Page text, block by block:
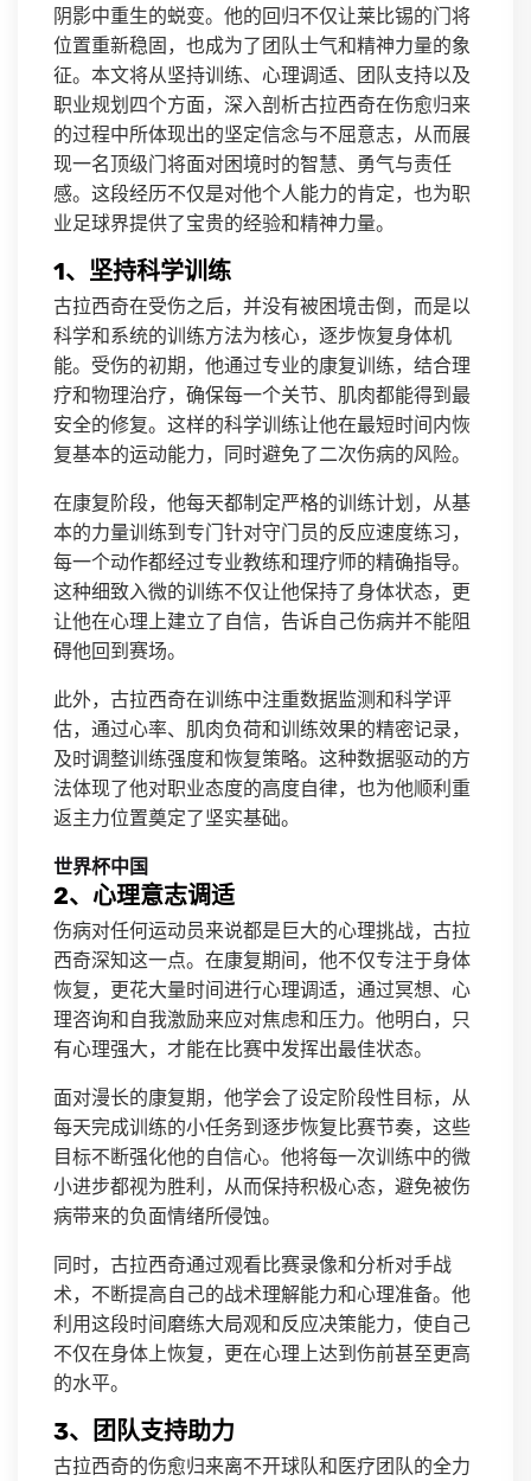
阴影中重生的蜕变。他的回归不仅让莱比锡的门将
位置重新稳固，也成为了团队士气和精神力量的象
征。本文将从坚持训练、心理调适、团队支持以及
职业规划四个方面，深入剖析古拉西奇在伤愈归来
的过程中所体现出的坚定信念与不屈意志，从而展
现一名顶级门将面对困境时的智慧、勇气与责任
感。这段经历不仅是对他个人能力的肯定，也为职
业足球界提供了宝贵的经验和精神力量。
1、坚持科学训练
古拉西奇在受伤之后，并没有被困境击倒，而是以
科学和系统的训练方法为核心，逐步恢复身体机
能。受伤的初期，他通过专业的康复训练，结合理
疗和物理治疗，确保每一个关节、肌肉都能得到最
安全的修复。这样的科学训练让他在最短时间内恢
复基本的运动能力，同时避免了二次伤病的风险。
在康复阶段，他每天都制定严格的训练计划，从基
本的力量训练到专门针对守门员的反应速度练习，
每一个动作都经过专业教练和理疗师的精确指导。
这种细致入微的训练不仅让他保持了身体状态，更
让他在心理上建立了自信，告诉自己伤病并不能阻
碍他回到赛场。
此外，古拉西奇在训练中注重数据监测和科学评
估，通过心率、肌肉负荷和训练效果的精密记录，
及时调整训练强度和恢复策略。这种数据驱动的方
法体现了他对职业态度的高度自律，也为他顺利重
返主力位置奠定了坚实基础。
世界杯中国
2、心理意志调适
伤病对任何运动员来说都是巨大的心理挑战，古拉
西奇深知这一点。在康复期间，他不仅专注于身体
恢复，更花大量时间进行心理调适，通过冥想、心
理咨询和自我激励来应对焦虑和压力。他明白，只
有心理强大，才能在比赛中发挥出最佳状态。
面对漫长的康复期，他学会了设定阶段性目标，从
每天完成训练的小任务到逐步恢复比赛节奏，这些
目标不断强化他的自信心。他将每一次训练中的微
小进步都视为胜利，从而保持积极心态，避免被伤
病带来的负面情绪所侵蚀。
同时，古拉西奇通过观看比赛录像和分析对手战
术，不断提高自己的战术理解能力和心理准备。他
利用这段时间磨练大局观和反应决策能力，使自己
不仅在身体上恢复，更在心理上达到伤前甚至更高
的水平。
3、团队支持助力
古拉西奇的伤愈归来离不开球队和医疗团队的全力